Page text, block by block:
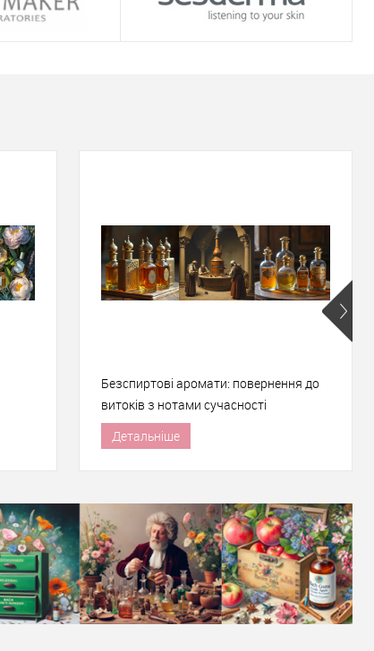
Безспиртові аромати: повернення до
витоків з нотами сучасності
Детальніше